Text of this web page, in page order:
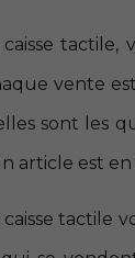
vente
sont les
article est
tactile